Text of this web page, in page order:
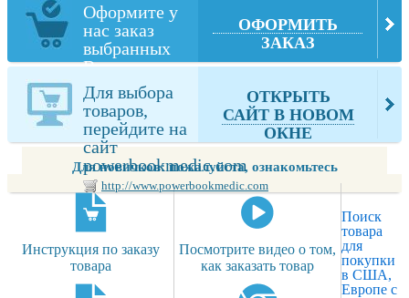
Оформите у
нас заказ
выбранных
Вами товаров
из
powerbookmedic.com
ОФОРМИТЬ
ЗАКАЗ
Для выбора
товаров,
перейдите на
сайт
powerbookmedic.com
http://www.powerbookmedic.com
ОТКРЫТЬ
САЙТ В НОВОМ
ОКНЕ
Для новичков: пожалуйста, ознакомьтесь
Инструкция по заказу
товара
Посмотрите видео о том,
как заказать товар
Поиск
товара
для
покупки
в США,
Европе с